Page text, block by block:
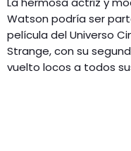
Watson podría ser
película del Universo
Strange, con su
vuelto locos a todos